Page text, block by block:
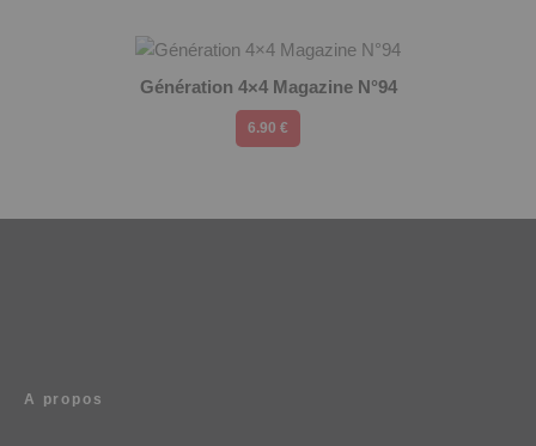
Génération 4×4 Magazine N°94
6.90 €
A propos